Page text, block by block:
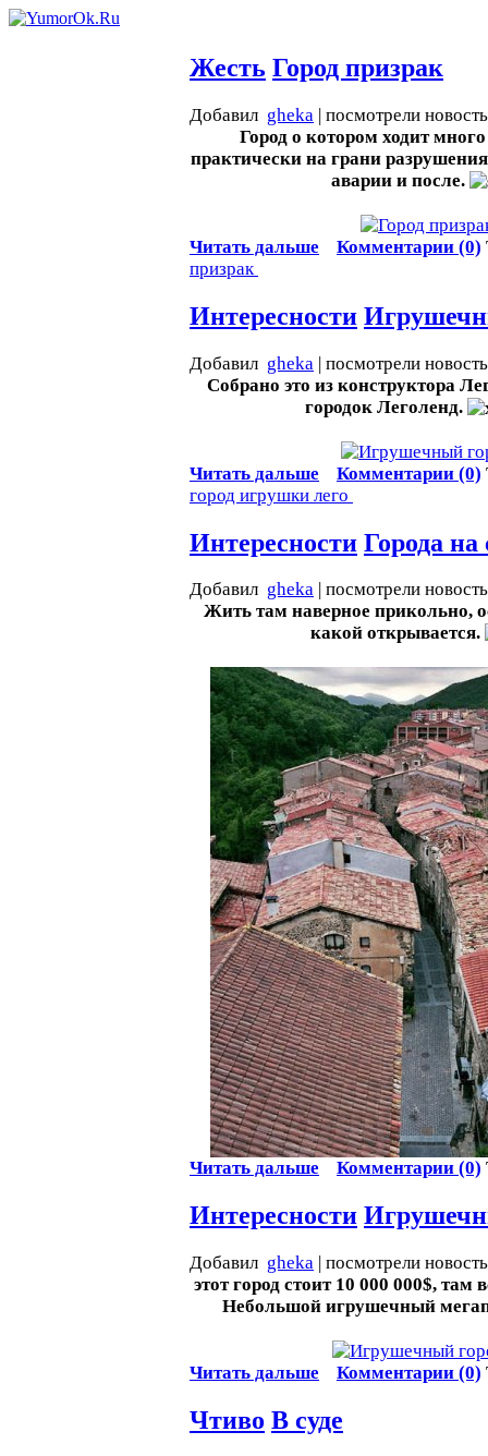
Жесть Город призрак
Добавил gheka | посмотрели
Город о котором ходит
практически на грани
аварии и после.
Читать дальше Комментарии (0)
призрак
Интересности
Добавил gheka | посмотрели
Собрано это из конструктора
городок Леголенд.
Читать дальше Комментарии (0)
город игрушки лего
Интересности Города на
Добавил gheka | посмотрели
Жить там наверное прикольно,
какой открывается.
Читать дальше Комментарии (0)
Интересности
Добавил gheka | посмотрели
этот город стоит 10 000 000$, там
Небольшой игрушечный
Читать дальше Комментарии (0)
Чтиво В суде